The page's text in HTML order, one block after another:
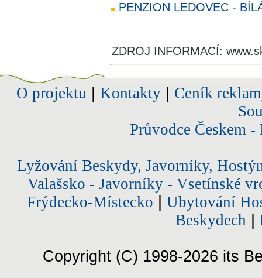
PENZION LEDOVEC -
ZDROJ INFORMACÍ:
O projektu Kontakty| Ceník
Průvodce Českem
Lyžování Beskydy, Javorníky,
Valašsko - Javorníky - Vsetínské
Frýdecko-Místecko
Ubytování
Beskydech
Copyright (C) 1998-2026 its